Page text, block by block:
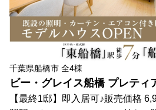
千葉県船橋市 全4棟
ビー・グレイス船橋 プレティ
【最終1邸】即入居可♪販売価格